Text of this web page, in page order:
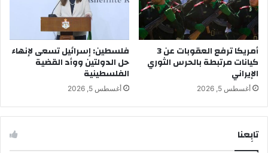
أمريكا ترفع العقوبات عن 3
كيانات مرتبطة بالحرس الثوري
الإيراني
أغسطس 5, 2026
فلسطين: إسرائيل تسعى لإنهاء
حل الدولتين ووأد القضية
الفلسطينية
أغسطس 5, 2026
تابِعنا